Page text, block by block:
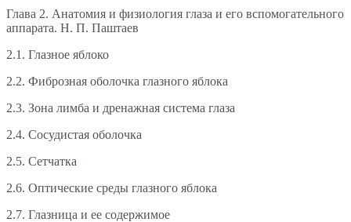
Глава 2. Анатомия и физиология глаза и его вспомогательного
аппарата. Н. П. Паштаев
2.1. Глазное яблоко
2.2. Фиброзная оболочка глазного яблока
2.3. Зона лимба и дренажная система глаза
2.4. Сосудистая оболочка
2.5. Сетчатка
2.6. Оптические среды глазного яблока
2.7. Глазница и ее содержимое